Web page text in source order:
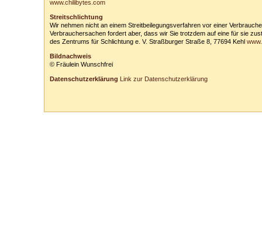
www.chilibytes.com
Streitschlichtung
Wir nehmen nicht an einem Streitbeilegungsverfahren vor einer
Verbrauchersachen fordert aber, dass wir Sie trotzdem auf eine für sie
des Zentrums für Schlichtung e. V. Straßburger Straße 8, 77694 Kehl
Bildnachweis
© Fräulein Wunschfrei
Datenschutzerklärung Link zur Datenschutzerklärung